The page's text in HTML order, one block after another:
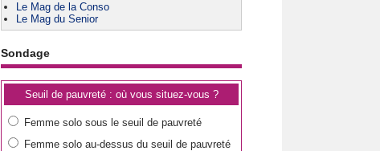
Le Mag de la Conso
Le Mag du Senior
Sondage
Seuil de pauvreté : où vous situez-vous ?
Femme solo sous le seuil de pauvreté
Femme solo au-dessus du seuil de pauvreté